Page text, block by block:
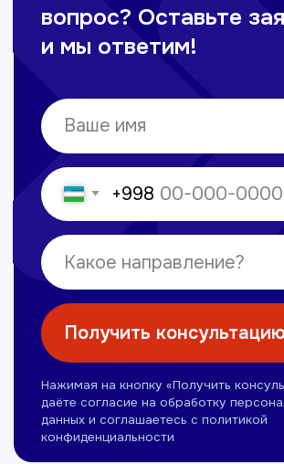
Сайт сделан вfuture-group.uz
© Copyright — 2025, TTD